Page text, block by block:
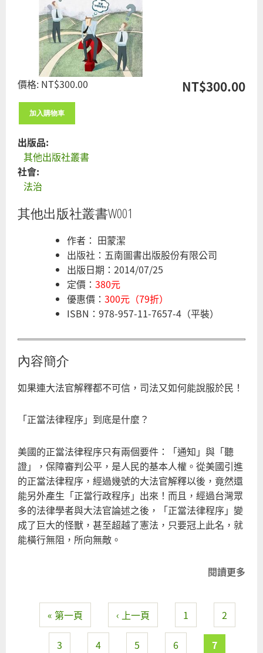
NT$300.00
價格: NT$300.00
出版品:
其他出版社叢書
社會:
法治
其他出版社叢書W001
作者： 田蒙潔
出版社：五南圖書出版股份有限公司
出版日期：2014/07/25
定價： 380元
優惠價： 300元（79折）
ISBN：978-957-11-7657-4（平裝）
內容簡介
如果連大法官解釋都不可信，司法又如何能說服於民！
「正當法律程序」到底是什麼？
美國的正當法律程序只有兩個要件：「通知」與「聽
證」，保障審判公平，是人民的基本人權。從美國引進
的正當法律程序，經過幾號的大法官解釋以後，竟然還
能另外產生「正當行政程序」出來！而且，經過台灣眾
多的法律學者與大法官論述之後，「正當法律程序」變
成了巨大的怪獸，甚至超越了憲法，只要冠上此名，就
能橫行無阻，所向無敵。
閱讀更多
頁面« 第一頁 ‹ 上一頁 1 2
3 4 5 6 7